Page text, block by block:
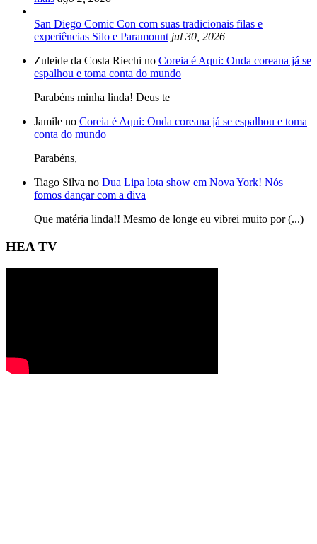
San Diego Comic Con com suas tradicionais filas e
experiências Silo e Paramount jul 30, 2026
Zuleide da Costa Riechi no Coreia é Aqui: Onda coreana já se
espalhou e toma conta do mundo
Parabéns minha linda! Deus te
Jamile no Coreia é Aqui: Onda coreana já se espalhou e toma
conta do mundo
Parabéns,
Tiago Silva no Dua Lipa lota show em Nova York! Nós
fomos dançar com a diva
Que matéria linda!! Mesmo de longe eu vibrei muito por (...)
HEA TV